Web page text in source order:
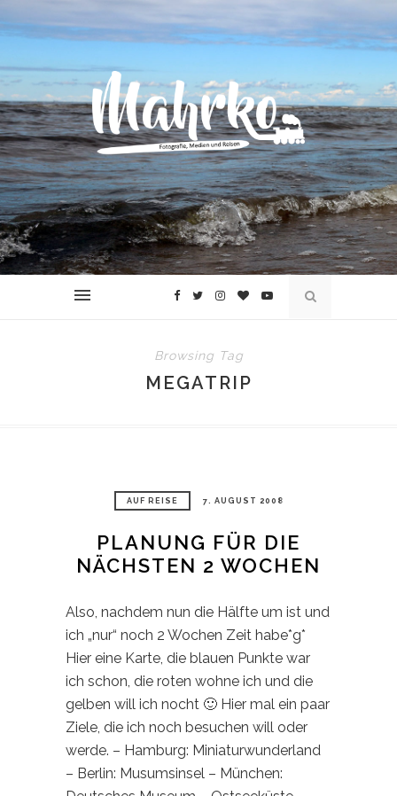
Browsing Tag
MEGATRIP
AUF REISE 7. AUGUST 2008
PLANUNG FÜR DIE
NÄCHSTEN 2 WOCHEN
Also, nachdem nun die Hälfte um ist und
ich „nur“ noch 2 Wochen Zeit habe*g*
Hier eine Karte, die blauen Punkte war
ich schon, die roten wohne ich und die
gelben will ich nocht 🙂 Hier mal ein paar
Ziele, die ich noch besuchen will oder
werde. – Hamburg: Miniaturwunderland
– Berlin: Musumsinsel – München: